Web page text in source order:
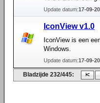
Update datum:17-09-
IconView v1.0
IconView is een
Windows.
Update datum:17-09-
Bladzijde 232/445: